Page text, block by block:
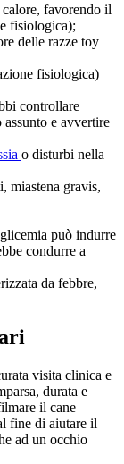
favorendo il
fisiologica);
delle razze toy
fisiologica)
controllare
e avvertire
o disturbi nella
miastena gravis,
può indurre
condurre a
da febbre,
visita clinica e
durata e
il cane
fine di aiutare il
ad un occhio